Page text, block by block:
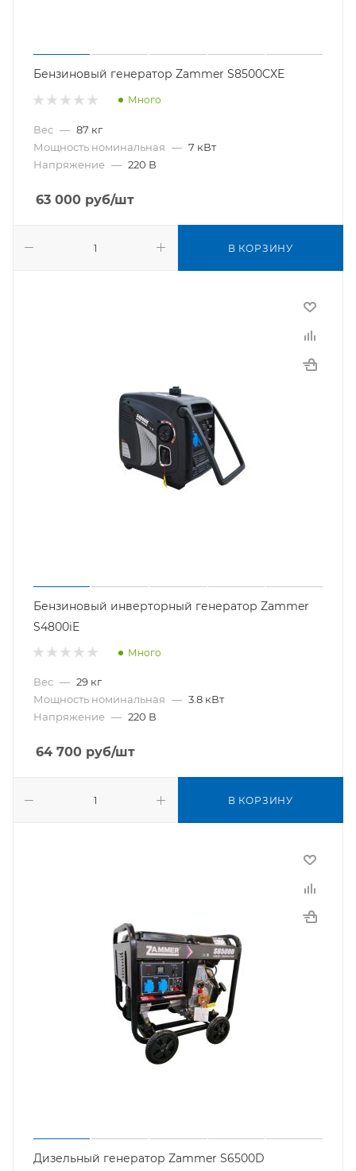
Бензиновый генератор Zammer S8500CXE
Много
Вес — 87 кг
Мощность номинальная — 7 кВт
Напряжение — 220 В
63 000 руб/шт
В КОРЗИНУ
Бензиновый инверторный генератор Zammer
S4800iE
Много
Вес — 29 кг
Мощность номинальная — 3.8 кВт
Напряжение — 220 В
64 700 руб/шт
В КОРЗИНУ
Дизельный генератор Zammer S6500D